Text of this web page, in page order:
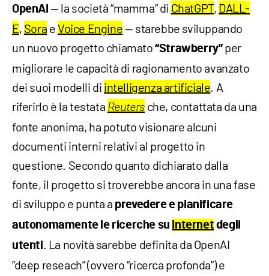
OpenAI — la società “mamma” di ChatGPT, DALL-
E, Sora eVoice Engine— starebbe sviluppando
un nuovo progetto chiamato“Strawberry”per
migliorare le capacità di ragionamento avanzato
dei suoi modelli di intelligenza artificiale. A
riferirlo è la testata Reuters che, contattata da una
fonte anonima, ha potuto visionare alcuni
documenti interni relativi al progetto in
questione. Secondo quanto dichiarato dalla
fonte, il progetto si troverebbe ancora in una fase
di sviluppo e punta a prevedere e pianificare
autonomamente le ricerche su Internet degli
utenti. La novità sarebbe definita da OpenAI
“deep reseach” (ovvero “ricerca profonda”) e